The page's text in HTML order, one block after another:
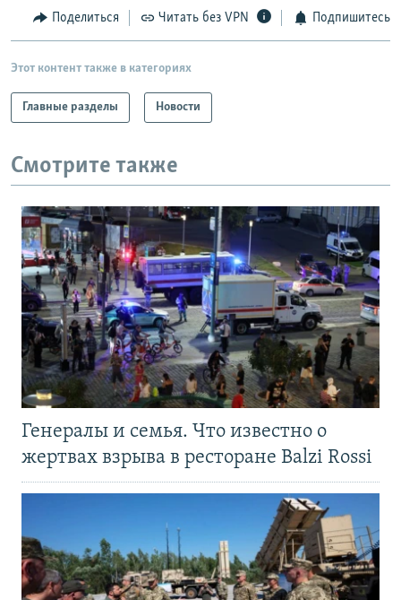
Поделиться Читать без VPN Подпишитесь
Этот контент также в категориях
Главные разделы Новости
Смотрите также
Генералы и семья. Что известно о
жертвах взрыва в ресторане Balzi Rossi